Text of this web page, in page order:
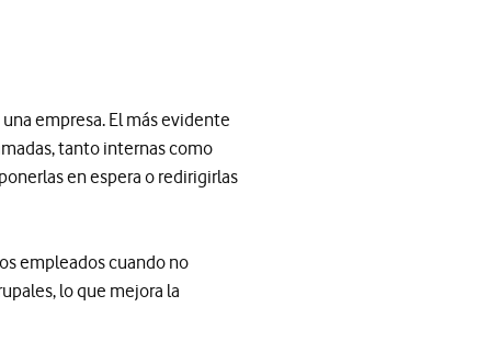
empresa. El más evidente
tanto internas como
en espera o redirigirlas
empleados cuando no
lo que mejora la